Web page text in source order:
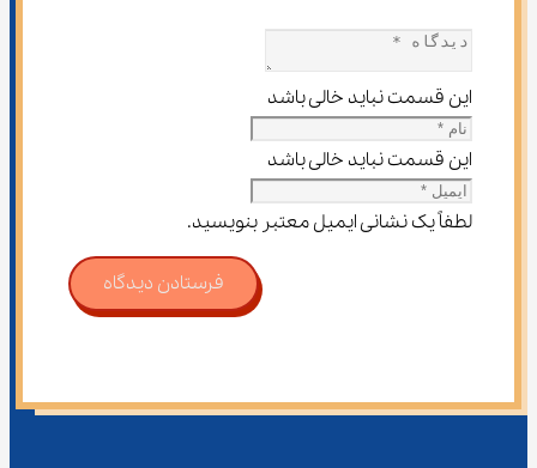
این قسمت نباید خالی باشد
این قسمت نباید خالی باشد
لطفاً یک نشانی ایمیل معتبر بنویسید.
فرستادن دیدگاه